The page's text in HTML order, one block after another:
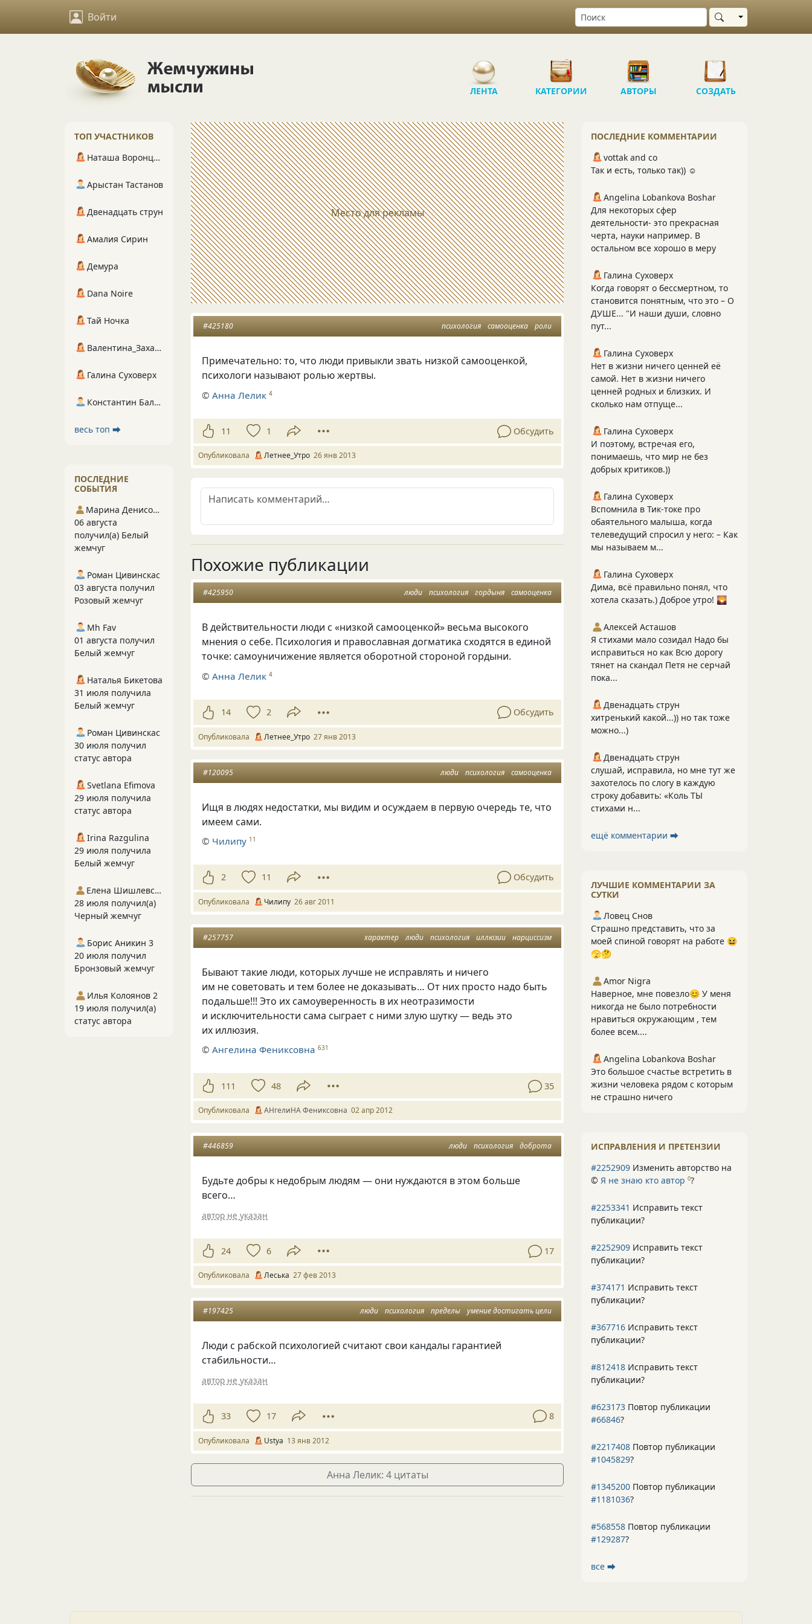
Войти Выбрать область
ЛЕНТА КАТЕГОРИИ АВТОРЫ СОЗДАТЬ
Место для рекламы
психология самооценка роли
#425180
Примечательно: то, что люди привыкли звать низкой самооценкой,
психологи называют ролью жертвы.
©Анна Лелик 4
11 1 Обсудить
Опубликовала Летнее_Утро 26 янв 2013
Похожие публикации
люди психология гордыня самооценка
#425950
В действительности люди с «низкой самооценкой» весьма высокого
мнения о себе. Психология и православная догматика сходятся в единой
точке: самоуничижение является оборотной стороной гордыни.
©Анна Лелик 4
14 2 Обсудить
Опубликовала Летнее_Утро 27 янв 2013
люди психология самооценка
#120095
Ищя в людях недостатки, мы видим и осуждаем в первую очередь те, что
имеем сами.
© Чилипу 11
2 11 Обсудить
Опубликовала Чилипу 26 авг 2011
характер люди психология иллюзии нарциссизм
#257757
Бывают такие люди, которых лучше не исправлять и ничего
им не советовать и тем более не доказывать… От них просто надо быть
подальше!!! Это их самоуверенность в их неотразимости
и исключительности сама сыграет с ними злую шутку — ведь это
их иллюзия.
©Ангелина Фениксовна 631
111 48 35
Опубликовала АНгелиНА Фениксовна 02 апр 2012
люди психология доброта
#446859
Будьте добры к недобрым людям — они нуждаются в этом больше
всего…
автор не указан
24 6 17
Опубликовала Леська 27 фев 2013
люди психология пределы умение достигать цели
#197425
Люди с рабской психологией считают свои кандалы гарантией
стабильности…
автор не указан
33 17 8
Опубликовала Ustya 13 янв 2012
Анна Лелик: 4 цитаты
ПОСЛЕДНИЕ КОММЕНТАРИИ
vottak and co
Так и есть, только так)) ☺️
Angelina Lobankova Boshar
Для некоторых сфер
деятельности- это прекрасная
черта, науки например. В
остальном все хорошо в меру
Галина Суховерх
Когда говорят о бессмертном, то
становится понятным, что это – О
ДУШЕ... "И наши души, словно
пут...
Галина Суховерх
Нет в жизни ничего ценней её
самой. Нет в жизни ничего
ценней родных и близких. И
сколько нам отпуще...
Галина Суховерх
И поэтому, встречая его,
понимаешь, что мир не без
добрых критиков.))
Галина Суховерх
Вспомнила в Тик-токе про
обаятельного малыша, когда
телеведущий спросил у него: – Как
мы называем м...
Галина Суховерх
Дима, всё правильно понял, что
хотела сказать.) Доброе утро! 🌄
Алексей Асташов
Я стихами мало созидал Надо бы
исправиться но как Всю дорогу
тянет на скандал Петя не серчай
пока...
Двенадцать струн
хитренький какой...)) но так тоже
можно...)
Двенадцать струн
слушай, исправила, но мне тут же
захотелось по слогу в каждую
строку добавить: «Коль ТЫ
стихами н...
ещё комментарии ⮕
ЛУЧШИЕ КОММЕНТАРИИ ЗА
СУТКИ
Ловец Снов
Страшно представить, что за
моей спиной говорят на работе 😆
🫣🤔
Amor Nigra
Наверное, мне повезло😊 У меня
никогда не было потребности
нравиться окружающим , тем
более всем....
Angelina Lobankova Boshar
Это большое счастье встретить в
жизни человека рядом с которым
не страшно ничего
ИСПРАВЛЕНИЯ И ПРЕТЕНЗИИ
#2252909 Изменить авторство на
© Я не знаю кто автор 0?
#2253341 Исправить текст
публикации?
#2252909 Исправить текст
публикации?
#374171 Исправить текст
публикации?
#367716 Исправить текст
публикации?
#812418 Исправить текст
публикации?
#623173 Повтор публикации
#66846?
#2217408 Повтор публикации
#1045829?
#1345200 Повтор публикации
#1181036?
#568558 Повтор публикации
#129287?
все ⮕
ТОП УЧАСТНИКОВ
Наташа Воронцова
Арыстан Тастанов
Двенадцать струн
Амалия Сирин
Демура
Dana Noire
Тай Ночка
Валентина_Захарова
Галина Суховерх
Константин Балухта
весь топ ⮕
ПОСЛЕДНИЕ
СОБЫТИЯ
Марина Денисова 5
06 августа
получил(а) Белый
жемчуг
Роман Цивинскас
03 августа получил
Розовый жемчуг
Mh Fav
01 августа получил
Белый жемчуг
Наталья Бикетова
31 июля получила
Белый жемчуг
Роман Цивинскас
30 июля получил
статус автора
Svetlana Efimova
29 июля получила
статус автора
Irina Razgulina
29 июля получила
Белый жемчуг
Елена Шишлевская
28 июля получил(а)
Черный жемчуг
Борис Аникин 3
20 июля получил
Бронзовый жемчуг
Илья Колоянов 2
19 июля получил(а)
статус автора